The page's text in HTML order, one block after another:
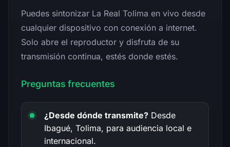
Puedes sintonizar La Real Tolima en vivo desde
cualquier dispositivo con conexión a internet.
Solo abre el reproductor y disfruta de su
transmisión continua, estés donde estés.
Preguntas frecuentes
¿Desde dónde transmite? Desde
Ibagué, Tolima, para audiencia local e
internacional.